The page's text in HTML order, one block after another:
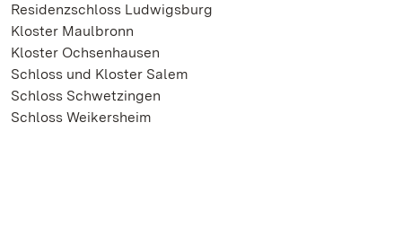
Residenzschloss Ludwigsburg
Kloster Maulbronn
Kloster Ochsenhausen
Schloss und Kloster Salem
Schloss Schwetzingen
Schloss Weikersheim